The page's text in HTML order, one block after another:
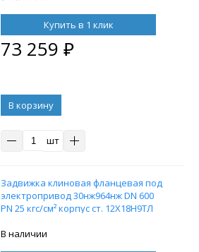
Купить в 1 клик
73 259 ₽
В корзину
шт
Задвижка клиновая фланцевая под
электропривод 30нж964нж DN 600
PN 25 кгс/см² корпус ст. 12Х18Н9ТЛ
В наличии